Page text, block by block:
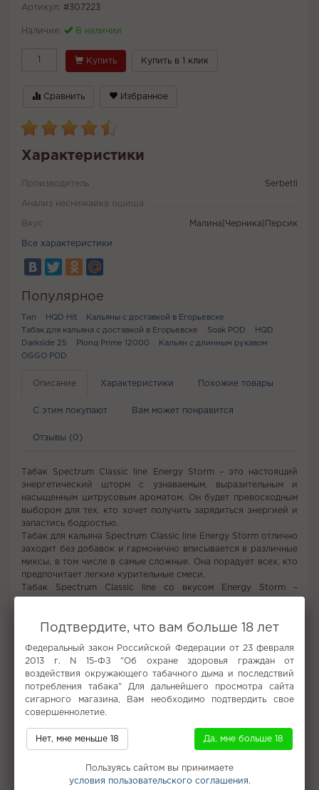
Артикул: #307223
Наличие: В наличии
Купить Купить в 1 клик
Сравнить Избранное
Характеристики
Производитель Serbetli
Анализ неснижайка ошиша
Вкус Малина|Черника|Персик
Все характеристики
Популярное
Тип HQD Hit
Кальяны с доставкой в Егорьевске
Табак для кальяна с доставкой в Егорьевске
Soak POD
HQD
Darkside 25
Plonq Prime 12000
Кальян с длинным рукавом
OGGO POD
Описание Характеристики Похожие товары
С этим покупают Вам может понравится
Отзывы (0)
Табак Spectrum Classic line Energy Storm – это настоящий
энергетический шторм с узнаваемым, выразительным и
насыщенным цитрусовым ароматом. Он будет превосходным
выбором для тех, кто хочет получить зарядиться энергией и
запастись бодростью.
Табак для кальяна Spectrum Classic line Energy Storm отлично
заходит без добавок и гармонично вписывается в различные
миксы, в том числе в самые сложные. Она порадует всех, кто
предпочитает легкие курительные смеси.
Табак Spectrum Classic line со вкусом Energy Storm –
Не забудьте купить
Подтвердите, что вам больше 18 лет
Федеральный закон Российской Федерации от 23 февраля
2013 г. N 15-ФЗ "Об охране здоровья граждан от
воздействия окружающего табачного дыма и последствий
потребления табака" Для дальнейшего просмотра сайта
сигарного магазина, Вам необходимо подтвердить свое
совершеннолетие.
Нет, мне меньше 18 Да, мне больше 18
Пользуясь сайтом вы принимаете
условия пользовательского соглашения.